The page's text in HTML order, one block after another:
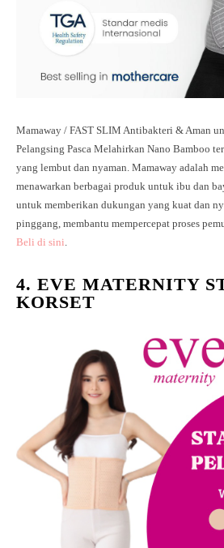
Mamaway / FAST SLIM Antibakteri & Aman
Pelangsing Pasca Melahirkan Nano Bamboo
yang lembut dan nyaman. Mamaway adalah
menawarkan berbagai produk untuk ibu dan
untuk memberikan dukungan yang kuat dan
pinggang, membantu mempercepat proses
Beli di sini.
4. EVE MATERNITY
KORSET